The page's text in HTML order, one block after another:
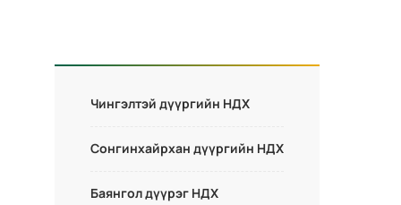
Чингэлтэй дүүргийн НДХ
Сонгинхайрхан дүүргийн НДХ
Баянгол дүүрэг НДХ